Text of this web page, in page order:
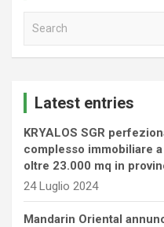
Latest entries
KRYALOS SGR
complesso immobiliare
oltre 23.000 mq in
24 Luglio 2024
Mandarin Oriental